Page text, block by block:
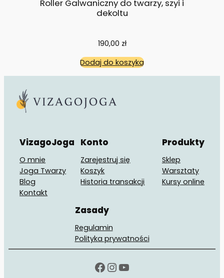
Roller Galwaniczny do twarzy, szyi i
dekoltu
190,00 zł
Dodaj do koszyka
VizagoJoga
O mnie
Joga Twarzy
Blog
Kontakt
Konto
Zarejestruj się
Koszyk
Historia transakcji
Produkty
Sklep
Warsztaty
Kursy online
Zasady
Regulamin
Polityka prywatności
Facebook
Instagram
YouTube